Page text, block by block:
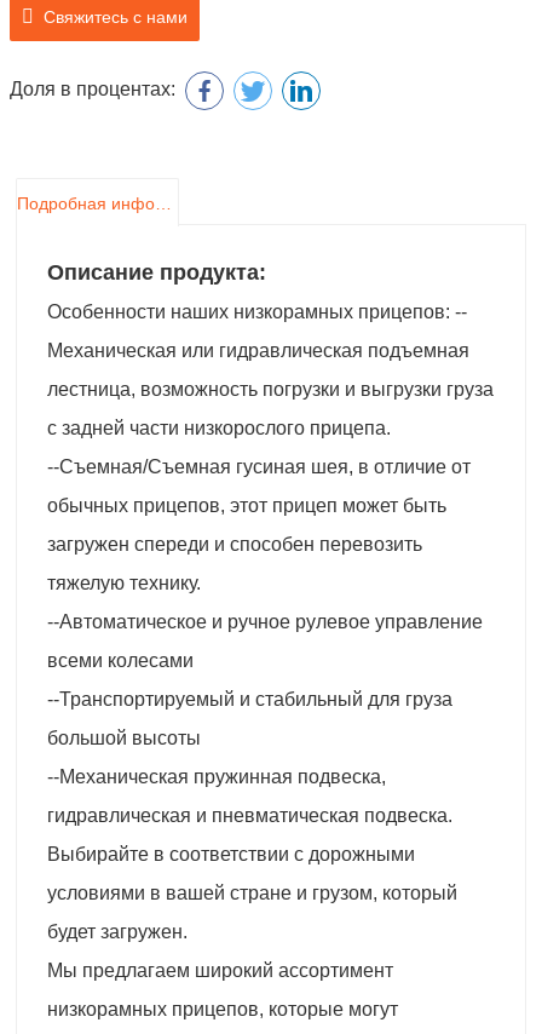
Свяжитесь с нами
Доля в процентах:
Описание продукта:
Особенности наших низкорамных прицепов: --
Механическая или гидравлическая подъемная
лестница, возможность погрузки и выгрузки груза
с задней части низкорослого прицепа.
--Съемная/Съемная гусиная шея, в отличие от
обычных прицепов, этот прицеп может быть
загружен спереди и способен перевозить
тяжелую технику.
--Автоматическое и ручное рулевое управление
всеми колесами
--Транспортируемый и стабильный для груза
большой высоты
--Механическая пружинная подвеска,
гидравлическая и пневматическая подвеска.
Выбирайте в соответствии с дорожными
условиями в вашей стране и грузом, который
будет загружен.
Мы предлагаем широкий ассортимент
низкорамных прицепов, которые могут